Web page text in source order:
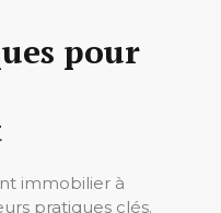
pour
immobilier à
pratiques clés.